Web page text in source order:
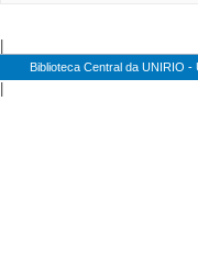
Biblioteca Central da UNIRIO